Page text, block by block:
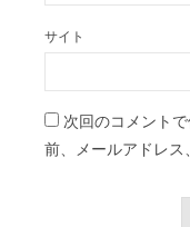
サイト
次回のコメント
前、メールアドレス